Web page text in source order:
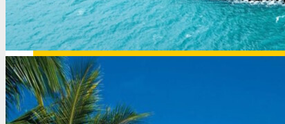
Венесуэла
Вьетнам